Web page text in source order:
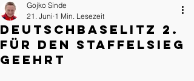
Deutschbaselitz 2.
für den Staffelsieg
geehrt
Gojko Sinde
21. Juni 1 Min. Lesezeit